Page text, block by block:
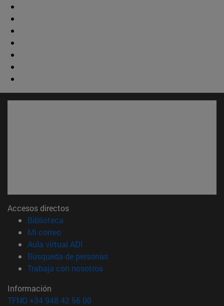
Accesos directos
Biblioteca
Mi correo(abre en nueva ventana)
Aula virtual ADI
Búsqueda de personas(abre en nueva ventana)
Trabaja con nosotros(abre en nueva ventana)
Información
TFNO +34 948 42 56 00